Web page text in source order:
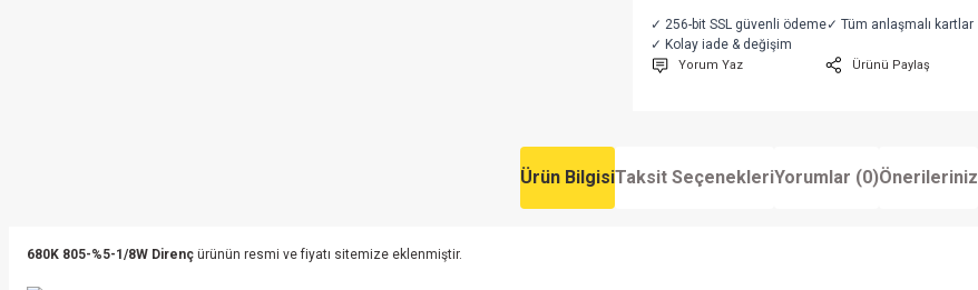
✓ 256-bit SSL güvenli ödeme✓ Tüm anlaşmalı kartlar
✓ Kolay iade & değişim
Yorum Yaz Ürünü Paylaş
Ürün BilgisiTaksit SeçenekleriYorumlar (0)Önerileriniz
680K 805-%5-1/8W Direnç ürünün resmi ve fiyatı sitemize eklenmiştir.